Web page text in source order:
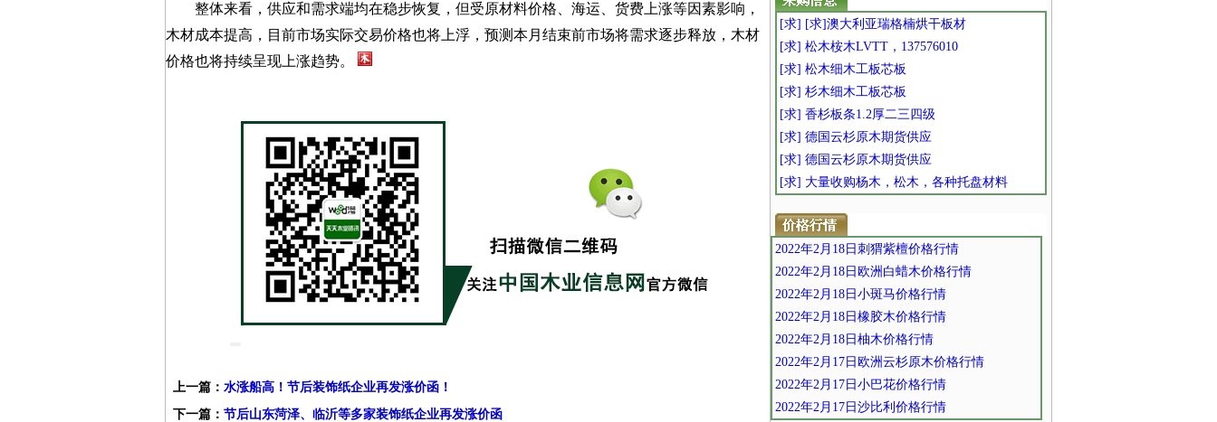
整体来看，供应和需求端均在稳步恢复，但受原材料价格、海运、货费上涨等因素影响，
木材成本提高，目前市场实际交易价格也将上浮，预测本月结束前市场将需求逐步释放，木材
价格也将持续呈现上涨趋势。
上一篇： 水涨船高！节后装饰纸企业再发涨价函！
下一篇： 节后山东菏泽、临沂等多家装饰纸企业再发涨价函
[求] [求]澳大利亚瑞格楠烘干板材
[求] 松木桉木LVTT，137576010
[求] 松木细木工板芯板
[求] 杉木细木工板芯板
[求] 香杉板条1.2厚二三四级
[求] 德国云杉原木期货供应
[求] 德国云杉原木期货供应
[求] 大量收购杨木，松木，各种托盘材料
2022年2月18日刺猬紫檀价格行情
2022年2月18日欧洲白蜡木价格行情
2022年2月18日小斑马价格行情
2022年2月18日橡胶木价格行情
2022年2月18日柚木价格行情
2022年2月17日欧洲云杉原木价格行情
2022年2月17日小巴花价格行情
2022年2月17日沙比利价格行情